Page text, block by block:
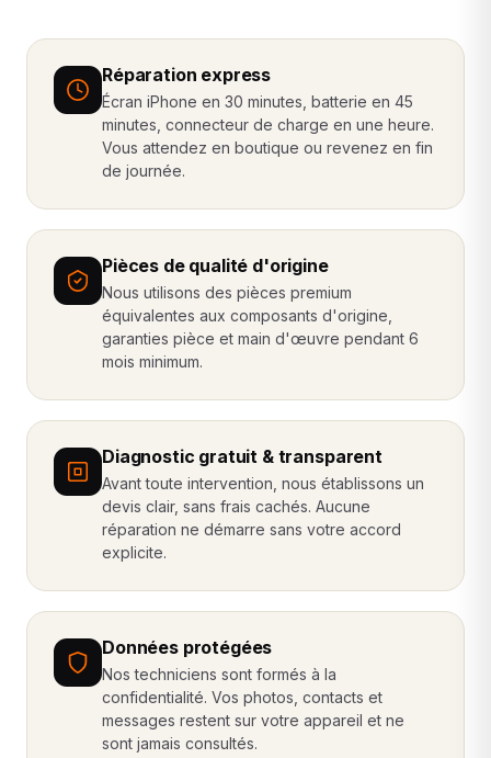
Réparation express
Écran iPhone en 30 minutes, batterie en 45
minutes, connecteur de charge en une heure.
Vous attendez en boutique ou revenez en fin
de journée.
Pièces de qualité d'origine
Nous utilisons des pièces premium
équivalentes aux composants d'origine,
garanties pièce et main d'œuvre pendant 6
mois minimum.
Diagnostic gratuit & transparent
Avant toute intervention, nous établissons un
devis clair, sans frais cachés. Aucune
réparation ne démarre sans votre accord
explicite.
Données protégées
Nos techniciens sont formés à la
confidentialité. Vos photos, contacts et
messages restent sur votre appareil et ne
sont jamais consultés.